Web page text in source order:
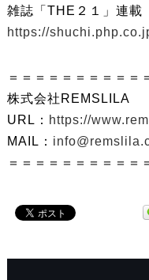
雑誌「THE２１」連載
https://
＝＝＝＝＝＝＝＝＝＝
株式会社REMSLILA
URL： https://
MAIL：
＝＝＝＝＝＝＝＝＝＝